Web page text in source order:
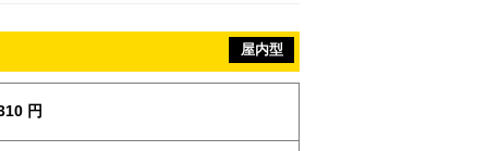
屋内型
円